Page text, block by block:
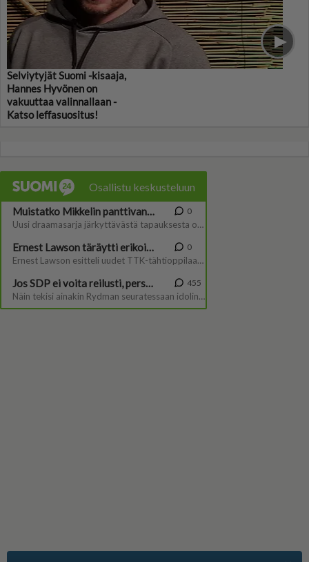
Selviytyjät Suomi -kisaaja,
Hannes Hyvönen on
vakuuttaa valinnallaan -
Katso leffasuositus!